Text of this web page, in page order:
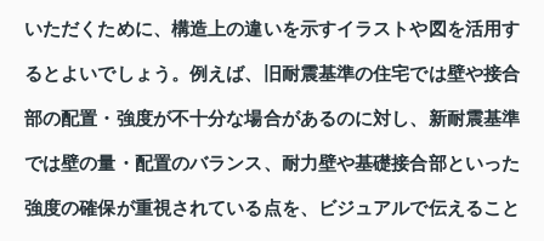
いただくために、構造上の違いを示すイラストや図を活用す
るとよいでしょう。例えば、旧耐震基準の住宅では壁や接合
部の配置・強度が不十分な場合があるのに対し、新耐震基準
では壁の量・配置のバランス、耐力壁や基礎接合部といった
強度の確保が重視されている点を、ビジュアルで伝えること